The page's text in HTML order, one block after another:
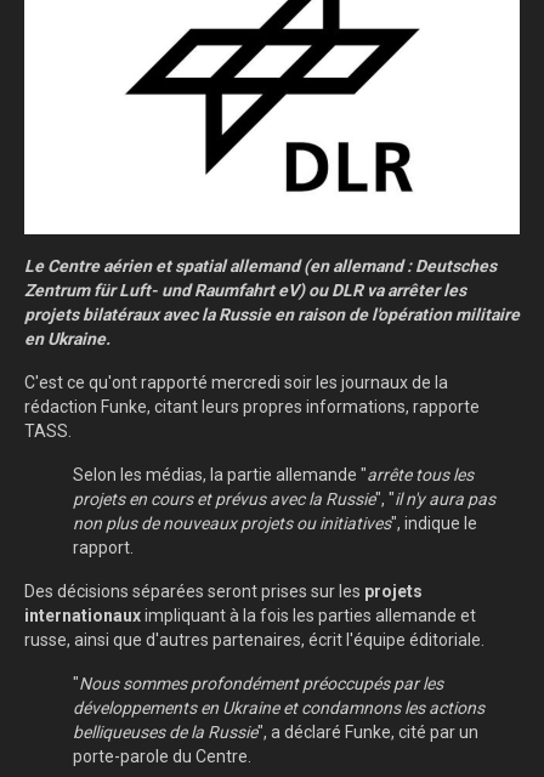
Le Centre aérien et spatial allemand (en allemand : Deutsches
Zentrum für Luft- und Raumfahrt eV) ou DLR va arrêter les
projets bilatéraux avec la Russie en raison de l'opération militaire
en Ukraine.
C'est ce qu'ont rapporté mercredi soir les journaux de la
rédaction Funke, citant leurs propres informations, rapporte
TASS.
Selon les médias, la partie allemande "arrête tous les
projets en cours et prévus avec la Russie", "il n'y aura pas
non plus de nouveaux projets ou initiatives", indique le
rapport.
Des décisions séparées seront prises sur les projets
internationauximpliquant à la fois les parties allemande et
russe, ainsi que d'autres partenaires, écrit l'équipe éditoriale.
"Nous sommes profondément préoccupés par les
développements en Ukraine et condamnons les actions
belliqueuses de la Russie", a déclaré Funke, cité par un
porte-parole du Centre.